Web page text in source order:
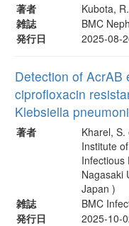
著者
Kubota,
雑誌
BMC
発行日
2025-08-
Detection of AcrAB
ciprofloxacin
Klebsiella
著者
Kharel,
Institute
Infectious
Nagasaki
Japan )
雑誌
BMC
発行日
2025-10-